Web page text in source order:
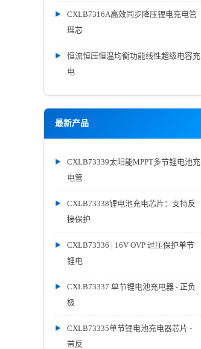
CXLB7316A高效同步降压锂电充电管
理芯
恒流恒压恒温均衡功能线性超级电容充
电
最新产品
CXLB73339太阳能MPPT多节锂电池充
电管
CXLB73338锂电池充电芯片：支持反
接保护
CXLB73336 | 16V OVP 过压保护单节
锂电
CXLB73337 单节锂电池充电器 - 正负
极
CXLB73335单节锂电池充电器芯片 -
带反